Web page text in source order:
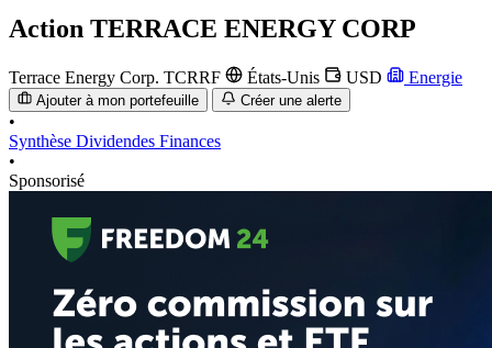
Action TERRACE ENERGY CORP
Terrace Energy Corp. TCRRF États-Unis USD Energie
Ajouter à mon portefeuille Créer une alerte
•
Synthèse Dividendes Finances
•
Sponsorisé